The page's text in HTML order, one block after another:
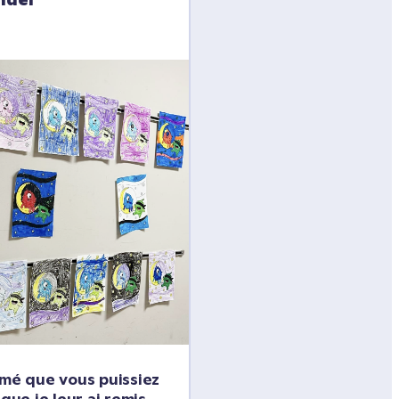
que vous puissiez